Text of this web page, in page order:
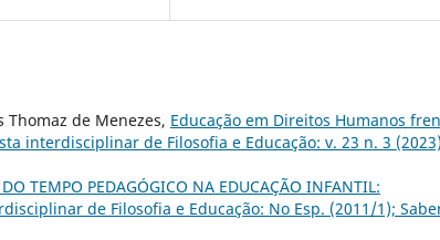
Thomaz de Menezes, Educação em Direitos Humanos
interdisciplinar de Filosofia e Educação: v. 23 n. 3
TEMPO PEDAGÓGICO NA EDUCAÇÃO INFANTIL:
de Filosofia e Educação: No Esp. (2011/1);